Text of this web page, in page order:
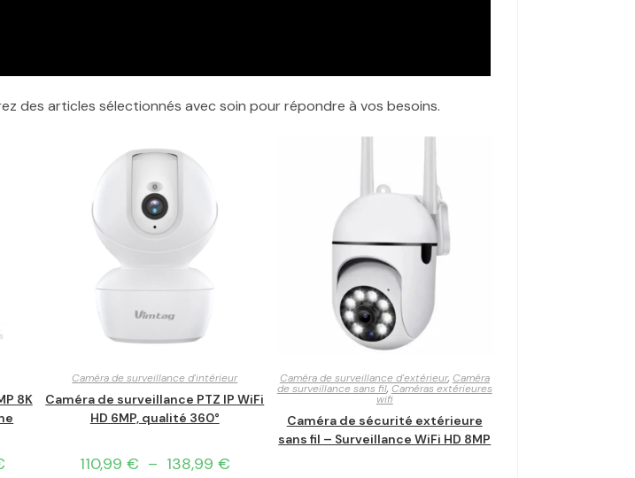
des articles sélectionnés avec soin pour répondre à vos besoins.
8K
Caméra de surveillance d'intérieur
Caméra de surveillance PTZ IP WiFi
HD 6MP, qualité 360°
110,99 € – 138,99 €
Caméra de surveillance d'extérieur, Caméra
de surveillance sans fil, Caméras extérieures
wifi
Caméra de sécurité extérieure
sans fil – Surveillance WiFi HD 8MP